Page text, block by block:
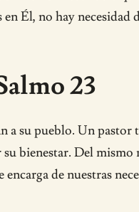
Él, no hay
23
a su pueblo. Un
bienestar. Del
de nuestras